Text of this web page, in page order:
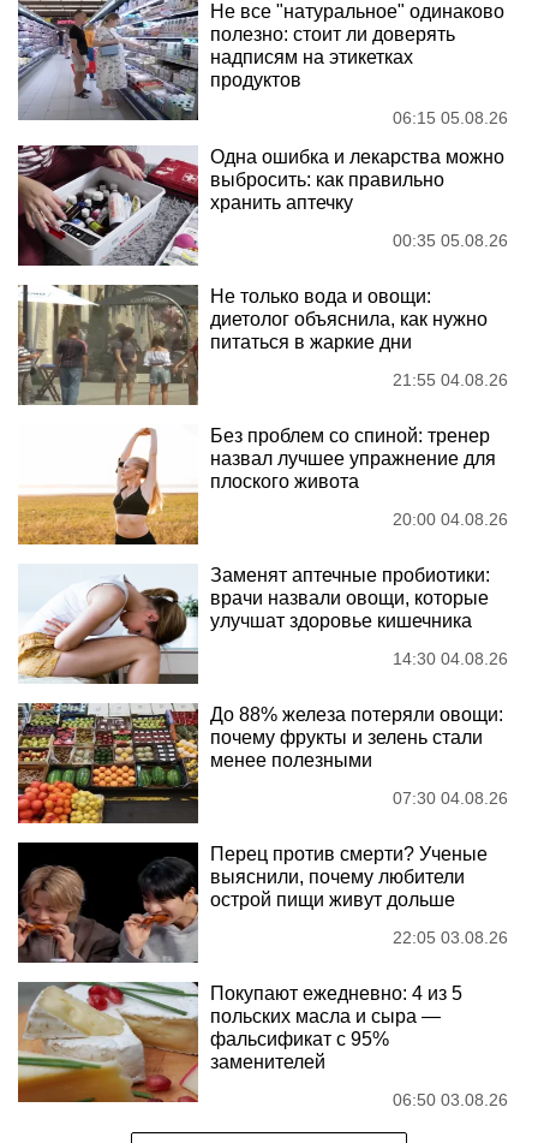
Не все "натуральное" одинаково
полезно: стоит ли доверять
надписям на этикетках
продуктов
06:15 05.08.26
Одна ошибка и лекарства можно
выбросить: как правильно
хранить аптечку
00:35 05.08.26
Не только вода и овощи:
диетолог объяснила, как нужно
питаться в жаркие дни
21:55 04.08.26
Без проблем со спиной: тренер
назвал лучшее упражнение для
плоского живота
20:00 04.08.26
Заменят аптечные пробиотики:
врачи назвали овощи, которые
улучшат здоровье кишечника
14:30 04.08.26
До 88% железа потеряли овощи:
почему фрукты и зелень стали
менее полезными
07:30 04.08.26
Перец против смерти? Ученые
выяснили, почему любители
острой пищи живут дольше
22:05 03.08.26
Покупают ежедневно: 4 из 5
польских масла и сыра —
фальсификат с 95%
заменителей
06:50 03.08.26